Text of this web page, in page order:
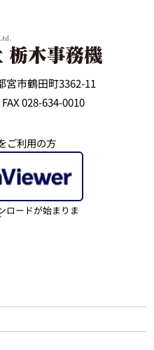
宮市鶴田町3362-11
028-634-0010
ご利用の方
ロードが始まりま